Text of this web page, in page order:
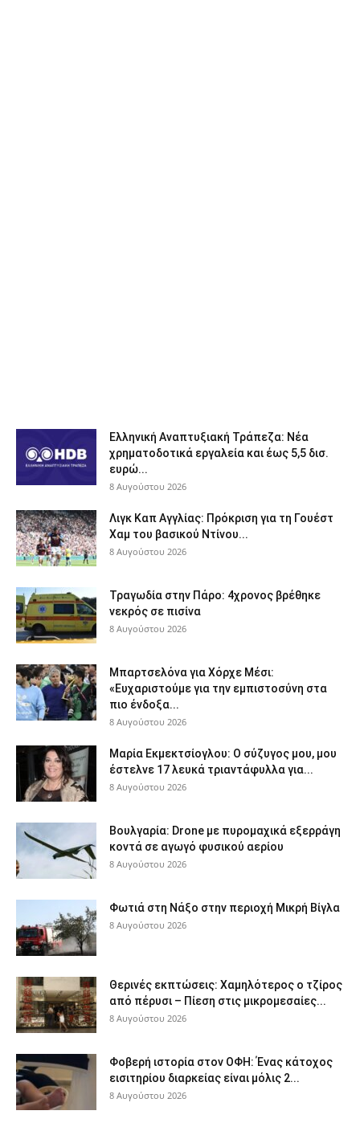
Ελληνική Αναπτυξιακή Τράπεζα: Νέα
χρηματοδοτικά εργαλεία και έως 5,5 δισ.
ευρώ...
8 Αυγούστου 2026
Λιγκ Καπ Αγγλίας: Πρόκριση για τη Γουέστ
Χαμ του βασικού Ντίνου...
8 Αυγούστου 2026
Τραγωδία στην Πάρο: 4χρονος βρέθηκε
νεκρός σε πισίνα
8 Αυγούστου 2026
Μπαρτσελόνα για Χόρχε Μέσι:
«Ευχαριστούμε για την εμπιστοσύνη στα
πιο ένδοξα...
8 Αυγούστου 2026
Μαρία Εκμεκτσίογλου: O σύζυγος μου, μου
έστελνε 17 λευκά τριαντάφυλλα για...
8 Αυγούστου 2026
Βουλγαρία: Drone με πυρομαχικά εξερράγη
κοντά σε αγωγό φυσικού αερίου
8 Αυγούστου 2026
Φωτιά στη Νάξο στην περιοχή Μικρή Βίγλα
8 Αυγούστου 2026
Θερινές εκπτώσεις: Χαμηλότερος ο τζίρος
από πέρυσι – Πίεση στις μικρομεσαίες...
8 Αυγούστου 2026
Φοβερή ιστορία στον ΟΦΗ: Ένας κάτοχος
εισιτηρίου διαρκείας είναι μόλις 2...
8 Αυγούστου 2026